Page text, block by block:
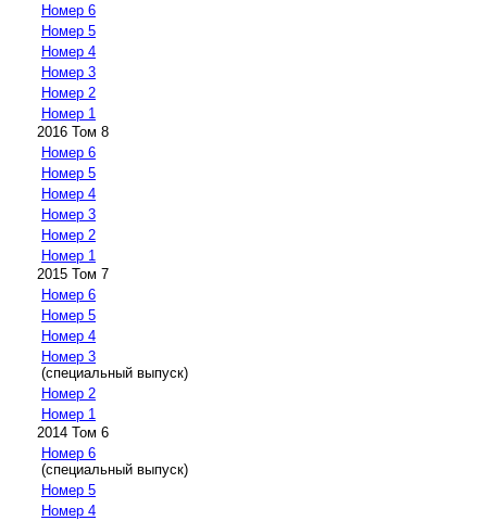
Номер 6
Номер 5
Номер 4
Номер 3
Номер 2
Номер 1
2016 Том 8
Номер 6
Номер 5
Номер 4
Номер 3
Номер 2
Номер 1
2015 Том 7
Номер 6
Номер 5
Номер 4
Номер 3
(специальный выпуск)
Номер 2
Номер 1
2014 Том 6
Номер 6
(специальный выпуск)
Номер 5
Номер 4